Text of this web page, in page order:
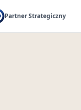
Partner Strategiczny